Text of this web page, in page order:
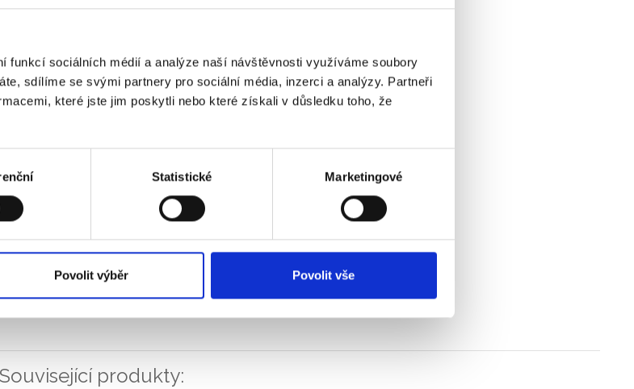
funkcí sociálních médií a analýze naší návštěvnosti využíváme soubory
sdílíme se svými partnery pro sociální média, inzerci a analýzy. Partneři
které jste jim poskytli nebo které získali v důsledku toho, že
Statistické Marketingové
Povolit výběr Povolit vše
Související produkty: